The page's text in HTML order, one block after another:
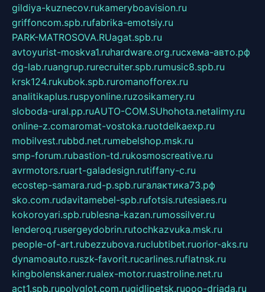
gildiya-kuznecov.rukameryboavision.ru
griffoncom.spb.rufabrika-emotsiy.ru
PARK-MATROSOVA.RUagat.spb.ru
avtoyurist-moskva1.ruhardware.org.ruсхема-авто.рф
dg-lab.ruangrup.rurecruiter.spb.rumusic8.spb.ru
krsk124.rukubok.spb.ruromanofforex.ru
analitikaplus.ruspyonline.ruzosikamery.ru
sloboda-ural.pp.ruAUTO-COM.SUhohota.netalimy.ru
online-z.comaromat-vostoka.ruotdelkaexp.ru
mobilvest.rubbd.net.rumebelshop.msk.ru
smp-forum.rubastion-td.rukosmoscreative.ru
avrmotors.ruart-galadesign.rutiffany-c.ru
ecostep-samara.rud-p.spb.ruгалактика73.рф
sko.com.rudavitamebel-spb.rufotsis.rutesiaes.ru
kokoroyari.spb.rublesna-kazan.rumossilver.ru
lenderoq.rusergeydobrin.rutochkazvuka.msk.ru
people-of-art.rubezzubova.ruclubtibet.ruorior-aks.ru
dynamoauto.ruszk-favorit.rucarlines.ruflatnsk.ru
kingbolenskaner.rualex-motor.ruastroline.net.ru
act1.spb.rupolyglot.com.rugidlipetsk.ruooo-driada.ru